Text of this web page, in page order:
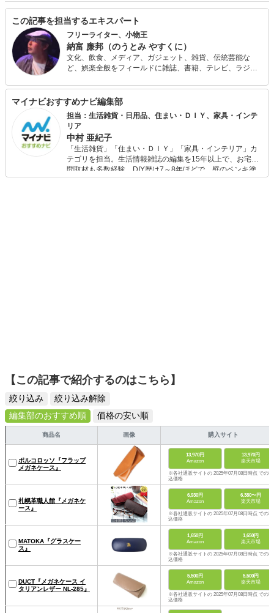
この記事を担当するエキスパート
フリーライター、小物王
納富 廉邦（のうとみ やすくに）
文化、飲食、メディア、ガジェット、雑貨、伝統芸能な
ど、娯楽全般をフィールドに雑誌、書籍、テレビ、ラジ
お茶、やかん、ガジェット、小説、落語などに関する著書
もある。テレビ「マツコの知らない世界」ではボールペン
の人、「嵐にしやがれ」ではシステム手帳の人として出
演。
マイナビおすすめナビ編集部
担当：生活雑貨・日用品、住まい・ＤＩＹ、家具・インテ
リア
中村 亜紀子
「生活雑貨」「住まい・ＤＩＹ」「家具・インテリア」カ
テゴリを担当。生活情報雑誌の編集を15年以上で、お宅訪
問取材も多数経験。DIY歴は7～8年ほどで、壁のペンキ塗
りや壁紙チェンジなどもチャレンジ済み。初心者でもモノ
【この記事で紹介するのはこちら】
絞り込み
絞り込み解除
編集部のおすすめ順
価格の安い順
商品名 画像 購入サイト
ポルコロッソ『フラップ
メガネケース』
13,970円
Amazon
13,970円
楽天市場
※各社通販サイトの 2025年07月08日時点 での税
込価格
札幌革職人館『メガネケ
ース』
6,930円
Amazon
6,380〜円
楽天市場
※各社通販サイトの 2025年07月08日時点 での税
込価格
MATOKA『グラスケー
ス』
1,650円
Amazon
1,650円
楽天市場
※各社通販サイトの 2025年07月08日時点 での税
込価格
DUCT『メガネケース イ
タリアンレザー NL-285』
5,500円
Amazon
5,500円
楽天市場
※各社通販サイトの 2025年07月08日時点 での税
込価格